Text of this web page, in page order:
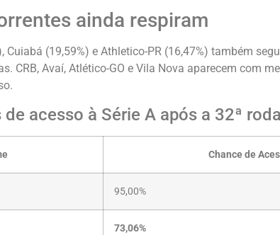
ainda respiram
Cuiabá (19,59%) e Athletico-PR (16,47%) também
CRB, Avaí, Atlético-GO e Vila Nova aparecem com
acesso à Série A após a 32ª
Chance de
95,00%
73,06%